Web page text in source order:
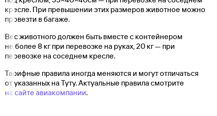
кресле. При превышении этих размеров животное можно
провезти в багаже.
Вес животного должен быть вместе с контейнером
не более 8 кг при перевозке на руках, 20 кг — при
перевозке на соседнем кресле.
Тарифные правила иногда меняются и могут отличаться
от указанных на Туту. Актуальные правила смотрите
на сайте авиакомпании.